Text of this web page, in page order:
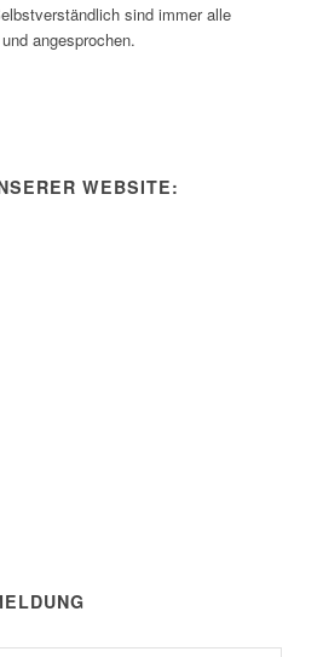
sind immer alle
angesprochen.
WEBSITE: